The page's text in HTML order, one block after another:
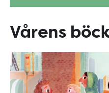
Vårens